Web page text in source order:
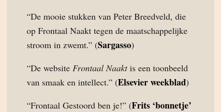
“De mooie stukken van Peter Breedveld, die
op Frontaal Naakt tegen de maatschappelijke
stroom in zwemt.” (Sargasso)
“De website Frontaal Naaktis een toonbeeld
van smaak en intellect.” (Elsevier weekblad)
“Frontaal Gestoord ben je!” (Frits ‘bonnetje’